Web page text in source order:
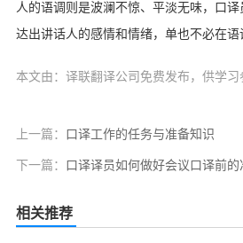
人的语调则是波澜不惊、平淡无味，口
达出讲话人的感情和情绪，单也不必在语
本文由：译联翻译公司免费发布，供学习
上一篇： 口译工作的任务与准备知识
下一篇： 口译译员如何做好会议口译前
相关推荐